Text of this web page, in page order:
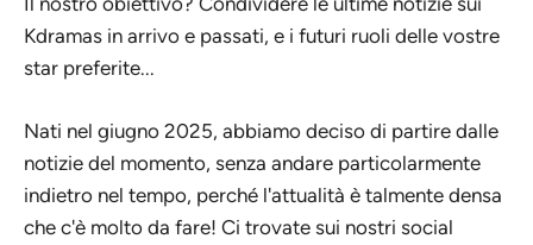
Kdramas in arrivo e passati, e i futuri ruoli delle vostre
star preferite...
Nati nel giugno 2025, abbiamo deciso di partire dalle
notizie del momento, senza andare particolarmente
indietro nel tempo, perché l'attualità è talmente densa
che c'è molto da fare! Ci trovate sui nostri social